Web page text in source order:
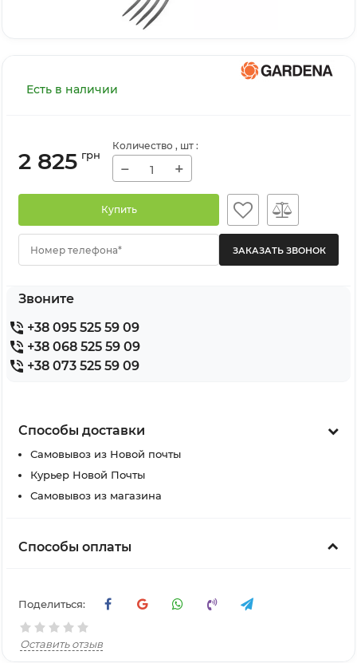
Есть в наличии
2 825 грн
Количество , шт :
− +
Купить
Номер телефона*
Звоните
+38 095 525 59 09
+38 068 525 59 09
+38 073 525 59 09
Способы доставки
Самовывоз из Новой почты
Курьер Новой Почты
Самовывоз из магазина
Способы оплаты
Поделиться:
Оставить отзыв